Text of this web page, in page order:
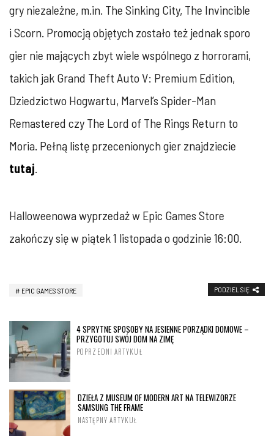
gry niezależne, m.in. The Sinking City, The Invincible
i Scorn. Promocją objętych zostało też jednak sporo
gier nie mających zbyt wiele wspólnego z horrorami,
takich jak Grand Theft Auto V: Premium Edition,
Dziedzictwo Hogwartu, Marvel’s Spider-Man
Remastered czy The Lord of The Rings Return to
Moria. Pełną listę przecenionych gier znajdziecie
tutaj.
Halloweenowa wyprzedaż w Epic Games Store
zakończy się w piątek 1 listopada o godzinie 16:00.
EPIC GAMES STORE PODZIEL SIĘ
4 SPRYTNE SPOSOBY NA JESIENNE PORZĄDKI DOMOWE –
PRZYGOTUJ SWÓJ DOM NA ZIMĘ
POPRZEDNI ARTYKUŁ
DZIEŁA Z MUSEUM OF MODERN ART NA TELEWIZORZE
SAMSUNG THE FRAME
NASTĘPNY ARTYKUŁ